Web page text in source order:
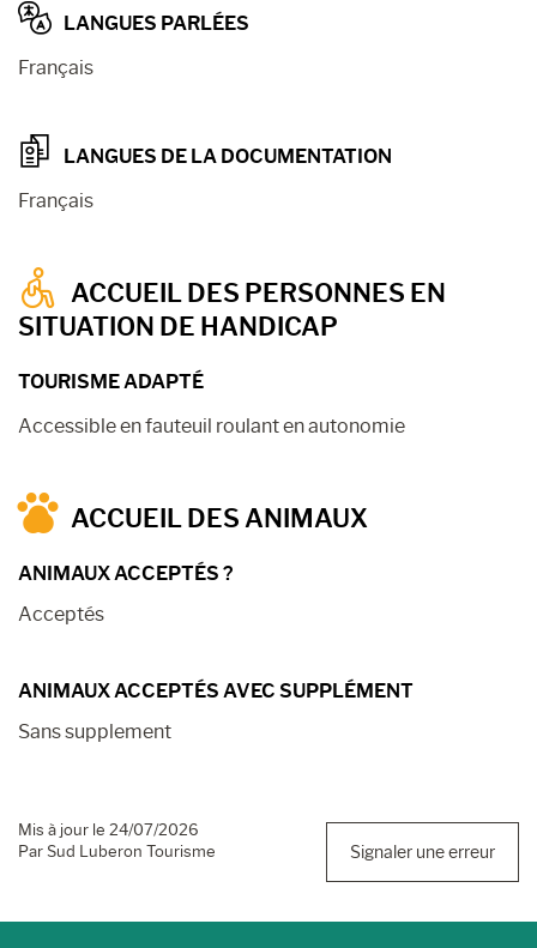
LANGUES PARLÉES
Français
LANGUES DE LA DOCUMENTATION
Français
ACCUEIL DES PERSONNES EN
SITUATION DE HANDICAP
TOURISME ADAPTÉ
Accessible en fauteuil roulant en autonomie
ACCUEIL DES ANIMAUX
ANIMAUX ACCEPTÉS ?
Acceptés
ANIMAUX ACCEPTÉS AVEC SUPPLÉMENT
Sans supplement
Mis à jour le 24/07/2026
Par Sud Luberon Tourisme
Signaler une erreur